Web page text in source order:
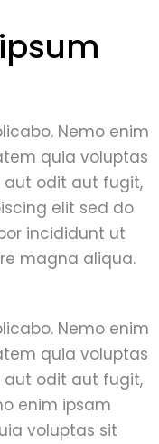
Nemo enim
quia voluptas
aut odit aut fugit,
elit sed do
incididunt ut
magna aliqua.
Nemo enim
quia voluptas
aut odit aut fugit,
enim ipsam
voluptas sit